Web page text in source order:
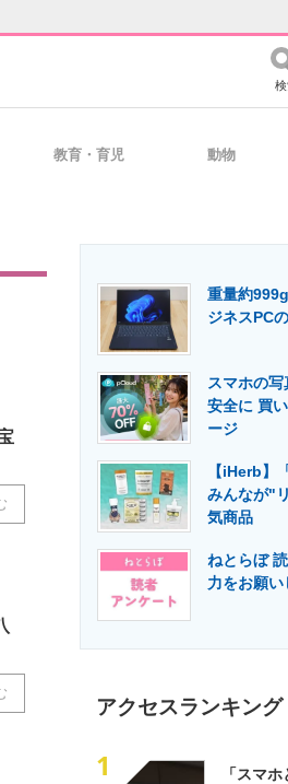
リーダーのコミュニティ マーケ×ITの
業のIT導入・活用を支援
ルギーの専門メディア 建設×テクノ
教育・育児 動物
重量約
ジネスPC
スマホの
安全に 買
ージ
【iHerb】
みんなが"
気商品
ねとらぼ
力をお願い
アクセスランキング
1
「スマ